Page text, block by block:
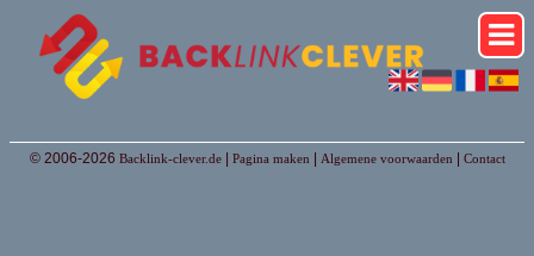
© 2006-2026 Backlink-clever.de| Pagina maken Algemene voorwaarden Contact